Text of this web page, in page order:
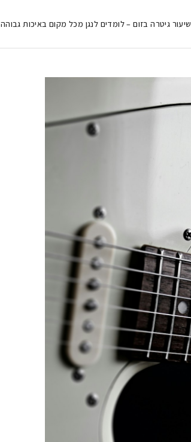
שיעור גיטרה בזום – לומדים לנגן מכל מקום באיכות גבוהה